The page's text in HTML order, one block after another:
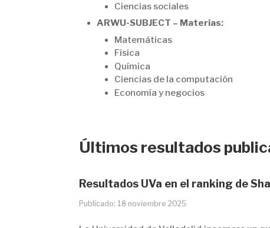
Ciencias sociales
ARWU-SUBJECT – Materias:
Matemáticas
Física
Química
Ciencias de la computación
Economía y negocios
Últimos resultados
Resultados UVa en el ranking de
Publicado: 18 noviembre 2025